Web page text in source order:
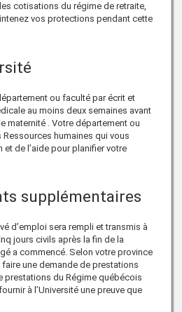
cotisations du régime de retraite,
vos protections pendant cette
ou faculté par écrit et
au moins deux semaines avant
maternité . Votre département ou
Ressources humaines qui vous
de l’aide pour planifier votre
supplémentaires
d’emploi sera rempli et transmis à
jours civils après la fin de la
a commencé. Selon votre province
une demande de prestations
prestations du Régime québécois
à l’Université une preuve que